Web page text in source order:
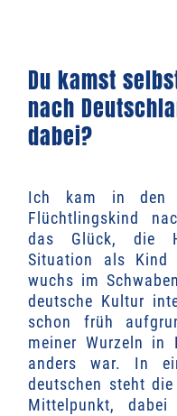
Du kamst
nach
dabei?
Ich kam in den
Flüchtlingskind
das Glück, die
Situation als Kind
wuchs im
deutsche Kultur
schon früh
meiner Wurzeln in
anders war. In
deutschen steht
Mittelpunkt,